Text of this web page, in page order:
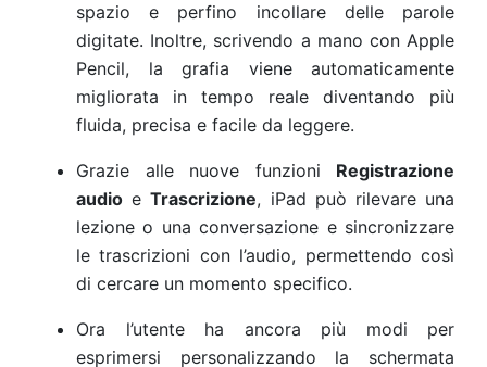
spazio e perfino incollare delle parole
digitate. Inoltre, scrivendo a mano con Apple
Pencil, la grafia viene automaticamente
migliorata in tempo reale diventando più
fluida, precisa e facile da leggere.
Grazie alle nuove funzioni
Registrazione
audio e Trascrizione, iPad può rilevare una
lezione o una conversazione e sincronizzare
le trascrizioni con l’audio, permettendo così
di cercare un momento specifico.
Ora l’utente ha ancora più modi per
esprimersi personalizzando la schermata